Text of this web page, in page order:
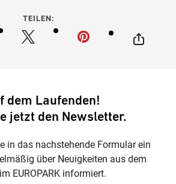
TEILEN:
dem Laufenden!
jetzt den Newsletter.
in das nachstehende Formular ein
über Neuigkeiten aus dem
EUROPARK informiert.